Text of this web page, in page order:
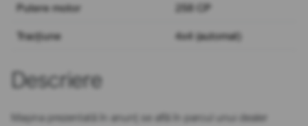
Putere motor 258 CP
Tracțiune 4x4 (automat)
Descriere
Mașina prezentată în anunț se află în parcul unui dealer